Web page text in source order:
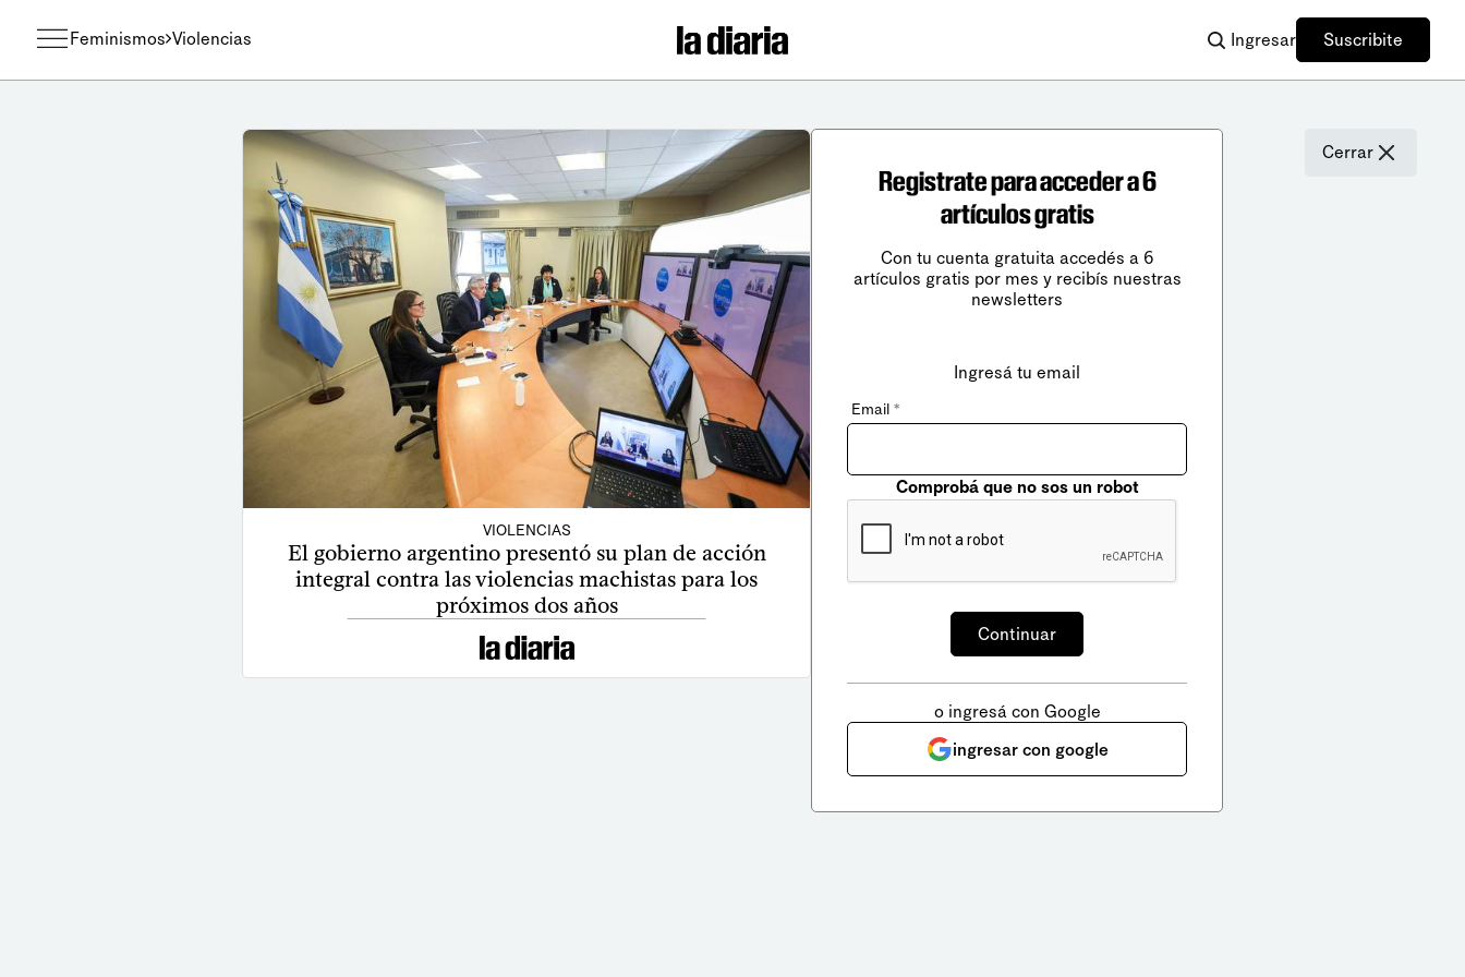
Feminismos Violencias Ingresar Suscribite
VIOLENCIAS
El gobierno argentino presentó su plan de acción
integral contra las violencias machistas para los
próximos dos años
Cerrar
Registrate para acceder a 6
artículos gratis
Con tu cuenta gratuita accedés a 6
artículos gratis por mes y recibís nuestras
newsletters
Ingresá tu email
Email *
Comprobá que no sos un robot
o ingresá con Google
ingresar con google